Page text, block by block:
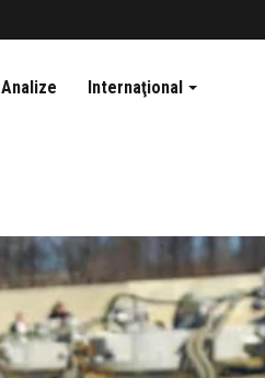
Analize Internaţional